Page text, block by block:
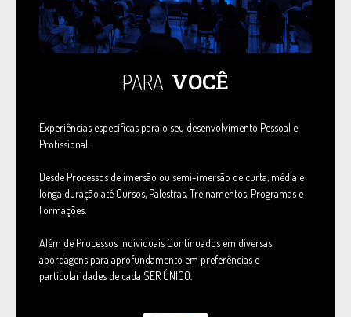
PARA VOCÊ
Experiências específicas para o seu desenvolvimento Pessoal e
Profissional.
Desde Processos de imersão ou semi-imersão de curta, média e
longa duração até Cursos, Palestras, Treinamentos, Programas e
Formações.
Além de Processos Individuais Continuados em diversas
abordagens para aprofundamento em preferências e
particularidades de cada SER ÚNICO.